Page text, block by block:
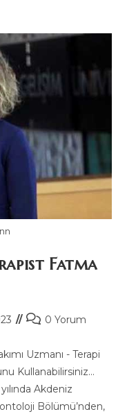
Fatma
Post0 Yorum
Uzmanı - Terapi
Kullanabilirsiniz...
Akdeniz
Bölümü’nden,